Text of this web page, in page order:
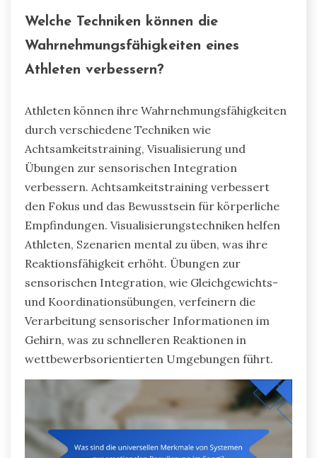
Welche Techniken können die
Wahrnehmungsfähigkeiten eines
Athleten verbessern?
Athleten können ihre Wahrnehmungsfähigkeiten
durch verschiedene Techniken wie
Achtsamkeitstraining, Visualisierung und
Übungen zur sensorischen Integration
verbessern. Achtsamkeitstraining verbessert
den Fokus und das Bewusstsein für körperliche
Empfindungen. Visualisierungstechniken helfen
Athleten, Szenarien mental zu üben, was ihre
Reaktionsfähigkeit erhöht. Übungen zur
sensorischen Integration, wie Gleichgewichts-
und Koordinationsübungen, verfeinern die
Verarbeitung sensorischer Informationen im
Gehirn, was zu schnelleren Reaktionen in
wettbewerbsorientierten Umgebungen führt.